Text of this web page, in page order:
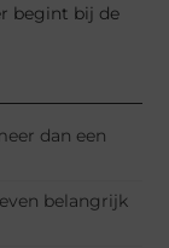
begint bij de
dan een
belangrijk